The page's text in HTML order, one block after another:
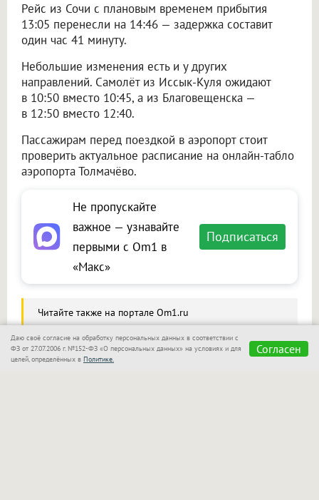
Рейс из Сочи с плановым временем прибытия
13:05 перенесли на 14:46 — задержка составит
один час 41 минуту.
Небольшие изменения есть и у других
направлений. Самолёт из Иссык-Куля ожидают
в 10:50 вместо 10:45, а из Благовещенска —
в 12:50 вместо 12:40.
Пассажирам перед поездкой в аэропорт стоит
проверить актуальное расписание на онлайн-табло
аэропорта Толмачёво.
Не пропускайте
важное — узнавайте
первыми с Om1 в
«Макс»
Подписаться
Читайте также на портале Om1.ru
Необычный сувенир из Вьетнама обернулся
проблемами для пассажира в Новосибирске
Даю своё согласие на обработку персональных данных в соответствии с
ФЗ от 27.07.2006 г. №152-ФЗ «О персональных данных» на условиях и для
целей, определённых в Политике.
Согласен